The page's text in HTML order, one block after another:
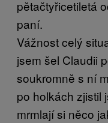
pětačtyřicetiletá
paní.
Vážnost celý
jsem šel Claudii
soukromně s ní
po holkách zjistil
mrmlají si něco